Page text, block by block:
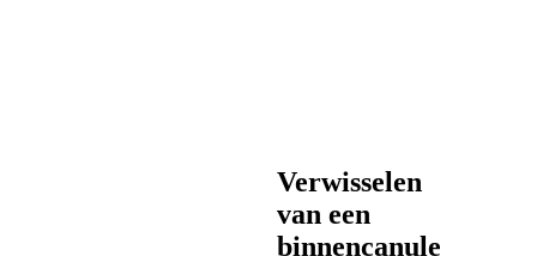
Verwisselen
van een
binnencanule